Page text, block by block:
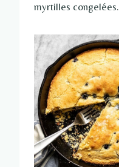
myrtilles congelées.